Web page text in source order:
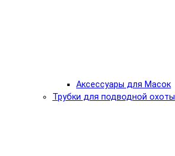
Аксессуары для Масок
Трубки для подводной охоты